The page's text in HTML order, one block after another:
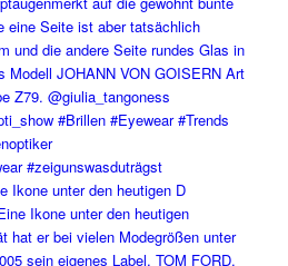
Ikone unter den heutigen D